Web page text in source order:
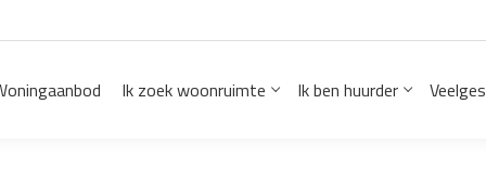
Ik zoek woonruimte Ik ben huurder